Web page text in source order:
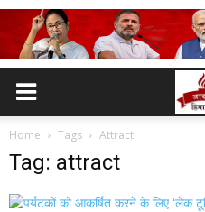
Home Tags Attract
Tag: attract